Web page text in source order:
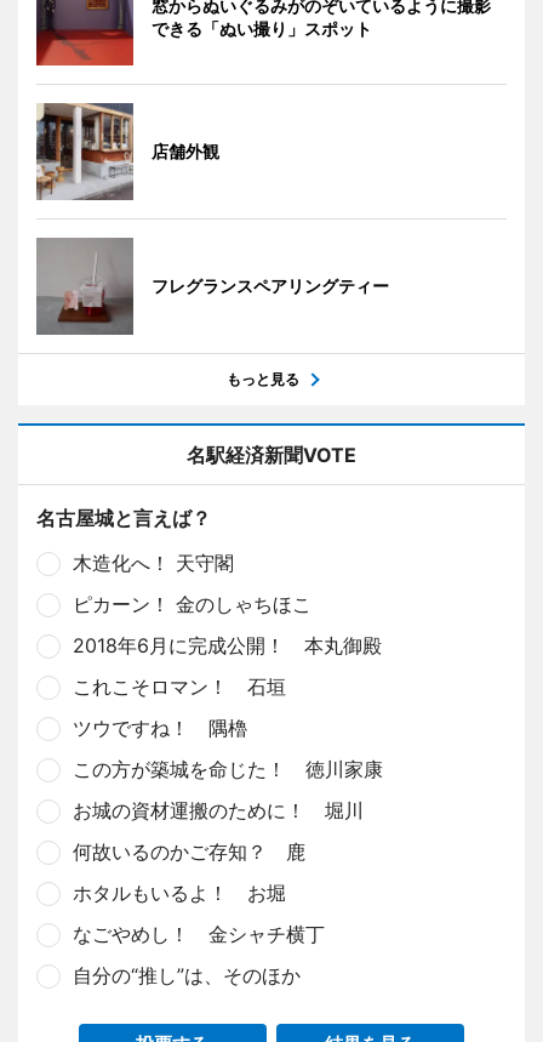
窓からぬいぐるみがのぞいているように撮影
できる「ぬい撮り」スポット
店舗外観
フレグランスペアリングティー
もっと見る
名駅経済新聞VOTE
名古屋城と言えば？
木造化へ！ 天守閣
ピカーン！ 金のしゃちほこ
2018年6月に完成公開！ 本丸御殿
これこそロマン！ 石垣
ツウですね！ 隅櫓
この方が築城を命じた！ 徳川家康
お城の資材運搬のために！ 堀川
何故いるのかご存知？ 鹿
ホタルもいるよ！ お堀
なごやめし！ 金シャチ横丁
自分の“推し”は、そのほか